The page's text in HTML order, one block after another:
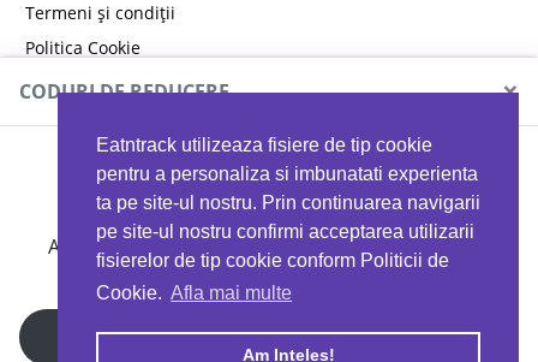
Eatntrack utilizeaza fisiere de tip cookie
pentru a personaliza si imbunatati experienta
ta pe site-ul nostru. Prin continuarea navigarii
pe site-ul nostru confirmi acceptarea utilizarii
fisierelor de tip cookie conform Politicii de
Cookie. Afla mai multe
Am Inteles!
Termeni și condiții
Politica Cookie
Politica de confidențialitate
CODURI DE REDUCERE ×
MYPROTEIN
Ai 40%reducere la orice comandă folosind codul
EATTRACK
Profită acum